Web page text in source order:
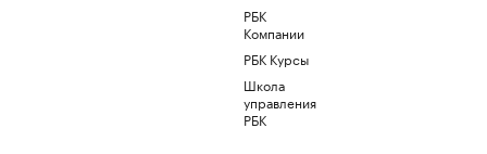
РБК
Компании
РБК Курсы
Школа
управления
РБК